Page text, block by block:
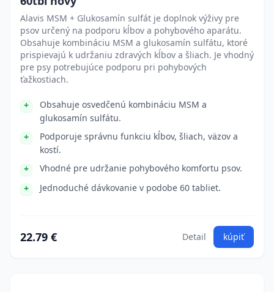
Alavis MSM + Glukosamín sulfát je doplnok výživy pre
psov určený na podporu kĺbov a pohybového aparátu.
Obsahuje kombináciu MSM a glukosamín sulfátu, ktoré
prispievajú k udržaniu zdravých kĺbov a šliach. Je vhodný
pre psy potrebujúce podporu pri pohybových
ťažkostiach.
Obsahuje osvedčenú kombináciu MSM a
glukosamín sulfátu.
Podporuje správnu funkciu kĺbov, šliach, väzov a
kostí.
Vhodné pre udržanie pohybového komfortu psov.
Jednoduché dávkovanie v podobe 60 tabliet.
22.79 € Detail kúpiť